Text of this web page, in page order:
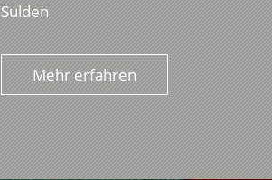
Sulden
Mehr erfahren